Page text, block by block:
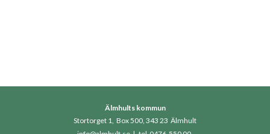
Älmhults kommun
Stortorget 1, Box 500, 343 23 Älmhult